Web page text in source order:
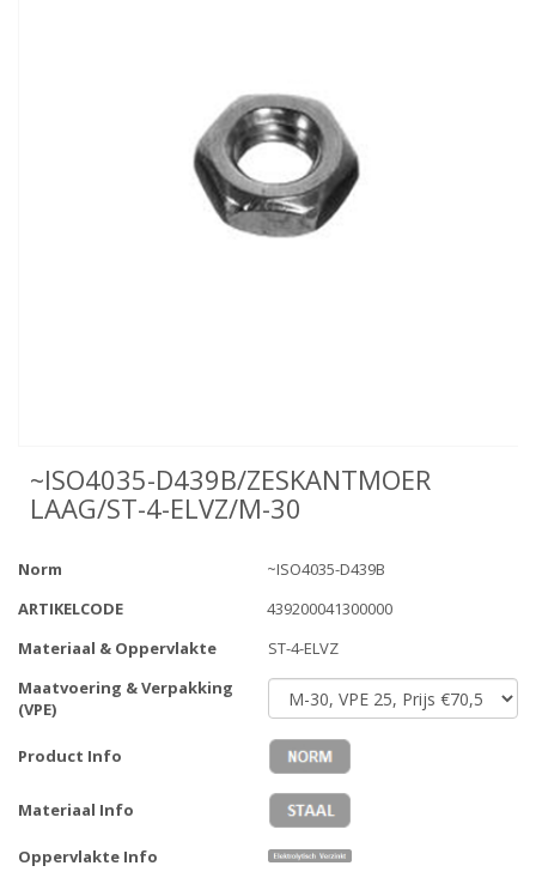
~ISO4035-D439B/ZESKANTMOER
LAAG/ST-4-ELVZ/M-30
Norm
~ISO4035-D439B
ARTIKELCODE
439200041300000
Materiaal & Oppervlakte
ST-4-ELVZ
Maatvoering & Verpakking
(VPE)
Product Info
Materiaal Info
Oppervlakte Info